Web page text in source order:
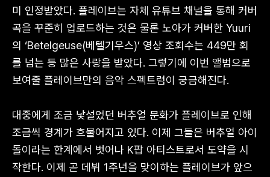
미 인정받았다. 플레이브는 자체 유튜브 채널을 통해 커버
곡을 꾸준히 업로드하는 것은 물론 노아가 커버한 Yuuri
의 ‘Betelgeuse(베텔기우스)’ 영상 조회수는 449만 회
를 넘는 등 많은 사랑을 받았다. 그렇기에 이번 앨범으로
보여줄 플레이브만의 음악 스펙트럼이 궁금해진다.
대중에게 조금 낯설었던 버추얼 문화가 플레이브로 인해
조금씩 경계가 흐물어지고 있다. 이제 그들은 버추얼 아이
돌이라는 한계에서 벗어나 K팝 아티스트로서 도약을 시
작한다. 이제 곧 데뷔 1주년을 맞이하는 플레이브가 앞으